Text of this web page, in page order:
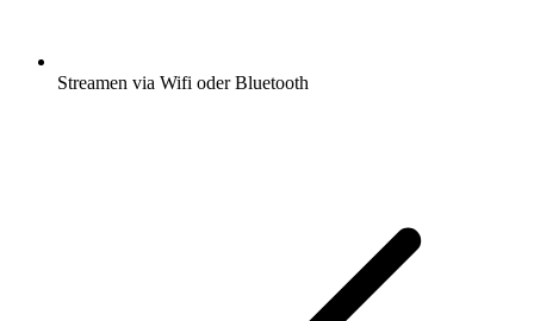
Streamen via Wifi oder Bluetooth